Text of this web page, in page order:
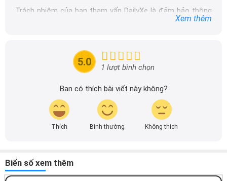
Trách nhiệm của ban tham vấn DailyXe là đảm bảo thông
tin chính xác được đăng tải trên dailyxe.com.vn, thường
tin nhanh chóng và dễ dàng hơn.
Xem thêm
5.0 1 lượt bình chọn
Bạn có thích bài viết này không?
Thích Bình thường Không thích
Biển số xem thêm